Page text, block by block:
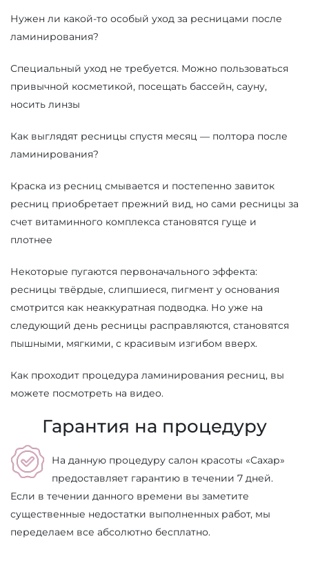
Нужен ли какой-то особый уход за ресницами после
ламинирования?
Специальный уход не требуется. Можно пользоваться
привычной косметикой, посещать бассейн, сауну,
носить линзы
Как выглядят ресницы спустя месяц — полтора после
ламинирования?
Краска из ресниц смывается и постепенно завиток
ресниц приобретает прежний вид, но сами ресницы за
счет витаминного комплекса становятся гуще и
плотнее
Некоторые пугаются первоначального эффекта:
ресницы твёрдые, слипшиеся, пигмент у основания
смотрится как неаккуратная подводка. Но уже на
следующий день ресницы расправляются, становятся
пышными, мягкими, с красивым изгибом вверх.
Как проходит процедура ламинирования ресниц, вы
можете посмотреть на видео.
Гарантия на процедуру
На данную процедуру салон красоты «Сахар»
предоставляет гарантию в течении 7 дней.
Если в течении данного времени вы заметите
существенные недостатки выполненных работ, мы
переделаем все абсолютно бесплатно.